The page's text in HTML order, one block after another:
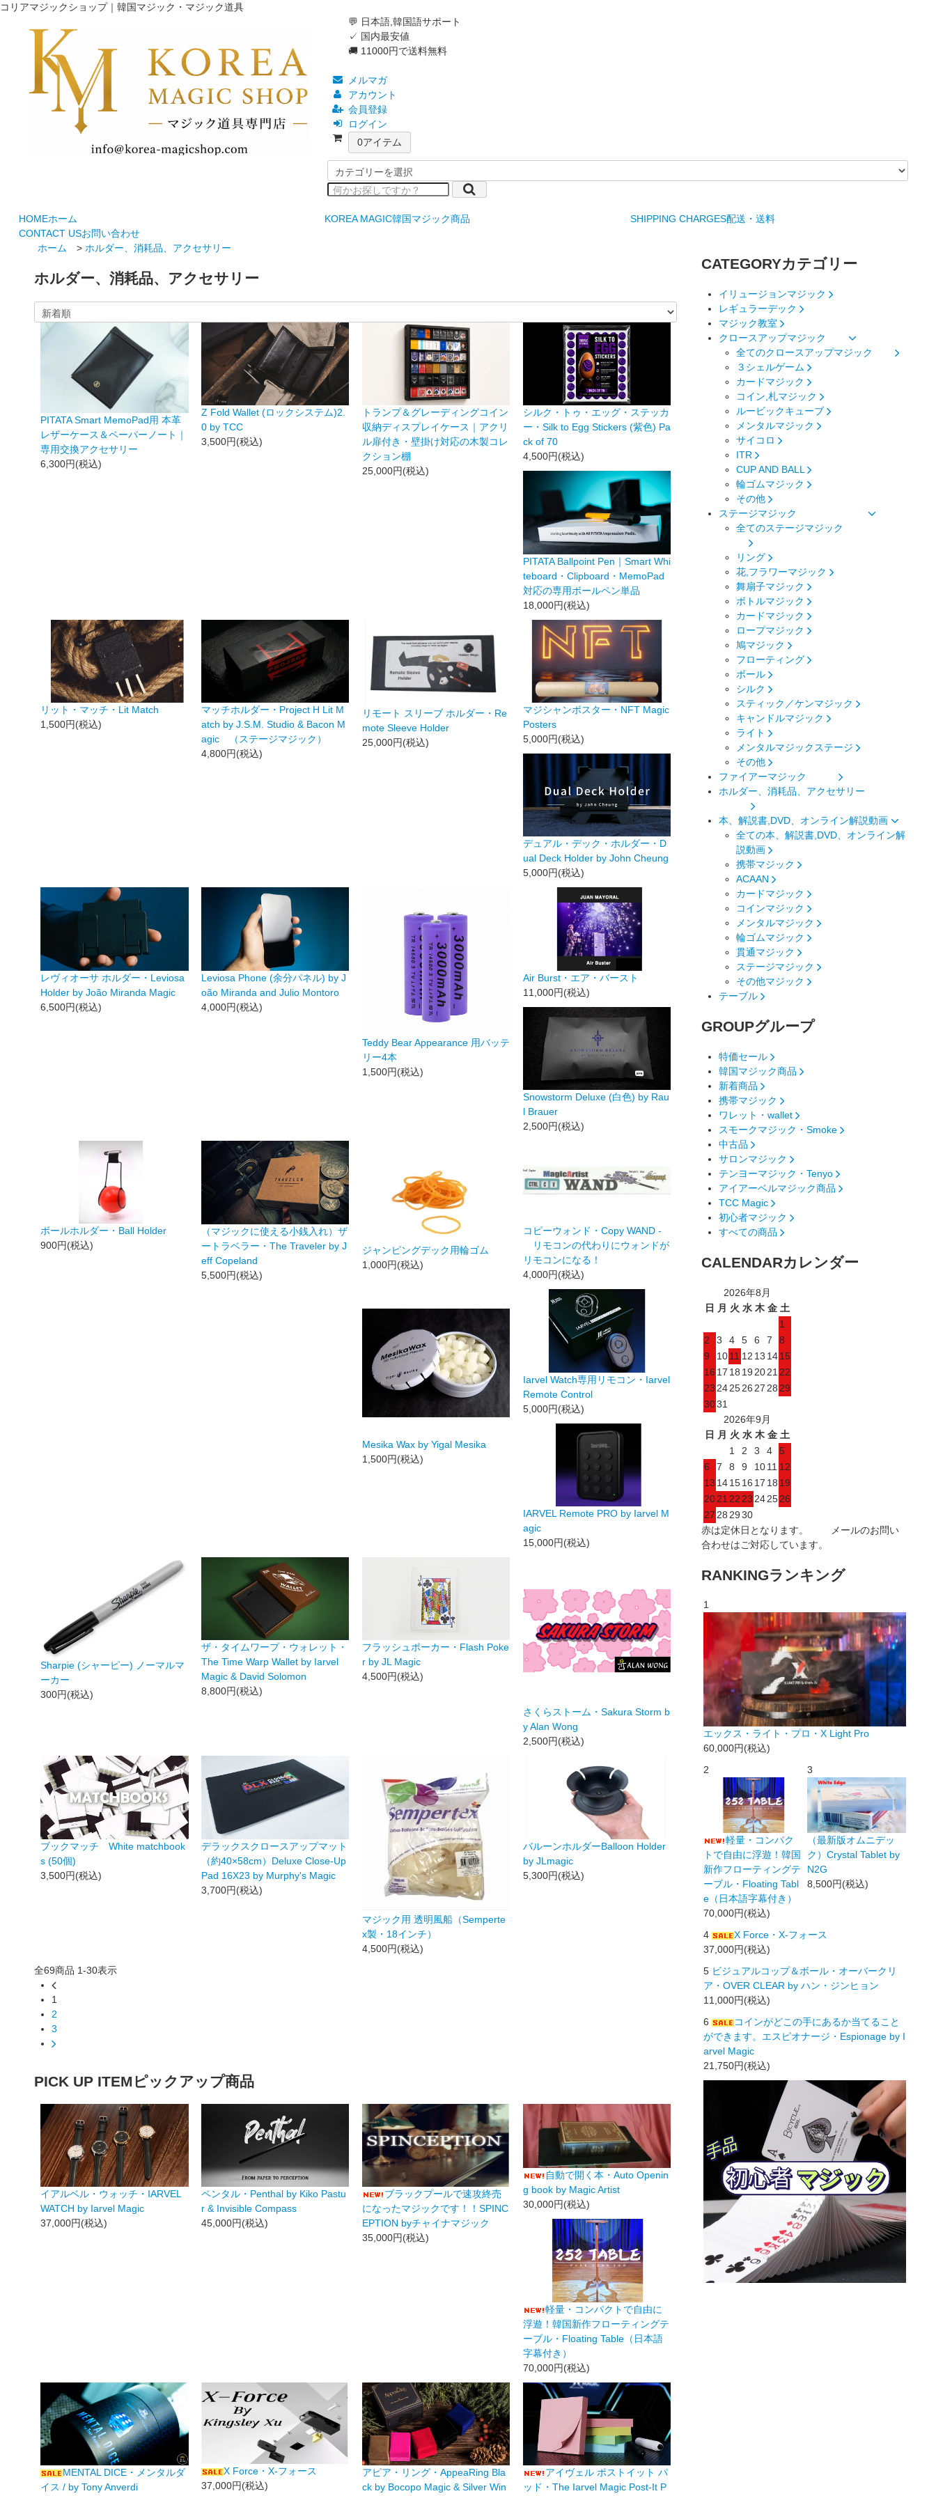
コリアマジックショップ｜韓国マジック・マジック道具
💬 日本語,韓国語サポート
✓ 国内最安値
🚚 11000円で送料無料
メルマガ
アカウント
会員登録
ログイン
0アイテム
HOMEホーム KOREA MAGIC韓国マジック商品 SHIPPING CHARGES配送・送料
CONTACT USお問い合わせ
ホーム
> ホルダー、消耗品、アクセサリー
ホルダー、消耗品、アクセサリー
PITATA Smart MemoPad用 本革
レザーケース＆ペーパーノート｜
専用交換アクセサリー
6,300円(税込)
Z Fold Wallet (ロックシステム)2.
0 by TCC
3,500円(税込)
トランプ＆グレーディングコイン
収納ディスプレイケース｜アクリ
ル扉付き・壁掛け対応の木製コレ
クション棚
25,000円(税込)
シルク・トゥ・エッグ・ステッカ
ー・Silk to Egg Stickers (紫色) Pa
ck of 70
4,500円(税込)
PITATA Ballpoint Pen｜Smart Whi
teboard・Clipboard・MemoPad
対応の専用ボールペン単品
18,000円(税込)
リット・マッチ・Lit Match
1,500円(税込)
マッチホルダー・Project H Lit M
atch by J.S.M. Studio & Bacon M
agic （ステージマジック）
4,800円(税込)
リモート スリーブ ホルダー・Re
mote Sleeve Holder
25,000円(税込)
マジシャンポスター・NFT Magic
Posters
5,000円(税込)
デュアル・デック・ホルダー・D
ual Deck Holder by John Cheung
5,000円(税込)
レヴィオーサ ホルダー・Leviosa
Holder by João Miranda Magic
6,500円(税込)
Leviosa Phone (余分パネル) by J
oão Miranda and Julio Montoro
4,000円(税込)
Teddy Bear Appearance 用バッテ
リー4本
1,500円(税込)
Air Burst・エア・バースト
11,000円(税込)
Snowstorm Deluxe (白色) by Rau
l Brauer
2,500円(税込)
ボールホルダー・Ball Holder
900円(税込)
（マジックに使える小銭入れ）ザ
ートラベラー・The Traveler by J
eff Copeland
5,500円(税込)
ジャンピングデック用輪ゴム
1,000円(税込)
コピーウォンド・Copy WAND -
リモコンの代わりにウォンドが
リモコンになる！
4,000円(税込)
Mesika Wax by Yigal Mesika
1,500円(税込)
Iarvel Watch専用リモコン・Iarvel
Remote Control
5,000円(税込)
IARVEL Remote PRO by Iarvel M
agic
15,000円(税込)
Sharpie (シャーピー) ノーマルマ
ーカー
300円(税込)
ザ・タイムワープ・ウォレット・
The Time Warp Wallet by Iarvel
Magic & David Solomon
8,800円(税込)
フラッシュポーカー・Flash Poke
r by JL Magic
4,500円(税込)
さくらストーム・Sakura Storm b
y Alan Wong
2,500円(税込)
ブックマッチ White matchbook
s (50個)
3,500円(税込)
デラックスクロースアップマット
（約40×58cm）Deluxe Close-Up
Pad 16X23 by Murphy's Magic
3,700円(税込)
マジック用 透明風船（Semperte
x製・18インチ）
4,500円(税込)
バルーンホルダーBalloon Holder
by JLmagic
5,300円(税込)
全69商品 1-30表示
1
2
3
PICK UP ITEM ピックアップ商品
イアルベル・ウォッチ・IARVEL
WATCH by Iarvel Magic
37,000円(税込)
ペンタル・Penthal by Kiko Pastu
r & Invisible Compass
45,000円(税込)
ブラックプールで速攻終売
になったマジックです！！SPINC
EPTION byチャイナマジック
35,000円(税込)
自動で開く本・Auto Openin
g book by Magic Artist
30,000円(税込)
軽量・コンパクトで自由に
浮遊！韓国新作フローティングテ
ーブル・Floating Table（日本語
字幕付き）
70,000円(税込)
MENTAL DICE・メンタルダ
イス / by Tony Anverdi
X Force・X-フォース
37,000円(税込)
アピア・リング・AppeaRing Bla
ck by Bocopo Magic & Silver Win
アイヴェル ポストイット パ
ッド・The Iarvel Magic Post-It P
CATEGORYカテゴリー
イリュージョンマジック
レギュラーデック
マジック教室
クロースアップマジック
全てのクロースアップマジック
３シェルゲーム
カードマジック
コイン,札マジック
ルービックキューブ
メンタルマジック
サイコロ
ITR
CUP AND BALL
輪ゴムマジック
その他
ステージマジック
全てのステージマジック
リング
花,フラワーマジック
舞扇子マジック
ボトルマジック
カードマジック
ロープマジック
鳩マジック
フローティング
ボール
シルク
スティック／ケンマジック
キャンドルマジック
ライト
メンタルマジックステージ
その他
ファイアーマジック
ホルダー、消耗品、アクセサリー
本、解説書,DVD、オンライン解説動画
全ての本、解説書,DVD、オンライン解
説動画
携帯マジック
ACAAN
カードマジック
コインマジック
メンタルマジック
輪ゴムマジック
貫通マジック
ステージマジック
その他マジック
テーブル
GROUPグループ
特価セール
韓国マジック商品
新着商品
携帯マジック
ワレット・wallet
スモークマジック・Smoke
中古品
サロンマジック
テンヨーマジック・Tenyo
アイアーベルマジック商品
TCC Magic
初心者マジック
すべての商品
CALENDARカレンダー
2026年8月
日 月 火 水 木 金 土
1
2
3 4 5 6 7
8
9
1011 12 13 1415
16 17 18 19 2021 22
23 242526 27 28 29
3031
2026年9月
日 月 火 水 木 金 土
1
2 3 4
5
6
7 8 9 1011 12
13 141516 17 18 19
2021 22 23 242526
27 28 29 30
赤は定休日となります。 メールのお問い
合わせはご対応しています。
RANKINGランキング
1
エックス・ライト・プロ・X Light Pro
60,000円(税込)
2
軽量・コンパク
トで自由に浮遊！韓国
新作フローティングテ
ーブル・Floating Tabl
e（日本語字幕付き）
70,000円(税込)
3
（最新版オムニデッ
ク）Crystal Tablet by
N2G
8,500円(税込)
4
X Force・X-フォース
37,000円(税込)
5 ビジュアルコップ＆ボール・オーバークリ
ア・OVER CLEAR by ハン・ジンヒョン
11,000円(税込)
6
コインがどこの手にあるか当てること
ができます。エスピオナージ・Espionage by I
arvel Magic
21,750円(税込)